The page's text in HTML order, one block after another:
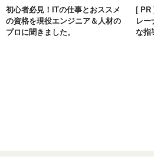
初心者必見！ITの仕事とおススメ
の資格を現役エンジニア＆人材の
プロに聞きました。
[ PR
レー
な指